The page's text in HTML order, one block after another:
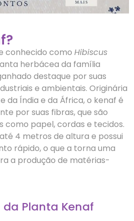
conhecido como Hibiscus
herbácea da família
destaque por suas
e ambientais. Originária
da Índia e da África, o kenaf é
por suas fibras, que são
como papel, cordas e tecidos.
4 metros de altura e possui
rápido, o que a torna uma
a produção de matérias-
Planta Kenaf